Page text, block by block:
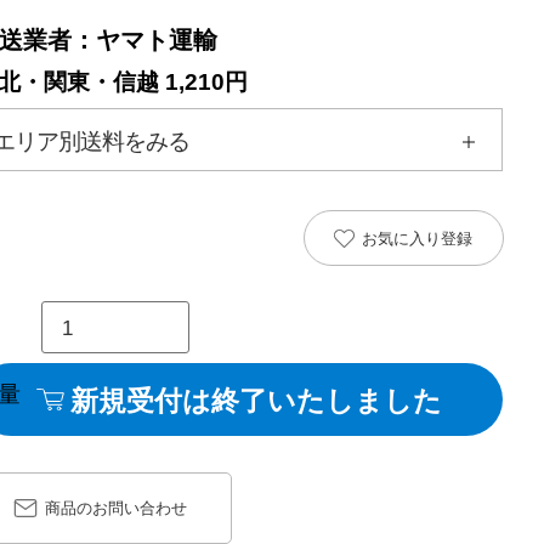
業者：ヤマト運輸
・関東・信越 1,210円
リア別送料をみる
お気に入り登録
新規受付は終了いたしました
商品のお問い合わせ